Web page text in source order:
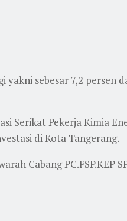
sebesar 7,2 persen
Serikat Pekerja Kimia
di Kota Tangerang.
Cabang PC.FSP.KEP